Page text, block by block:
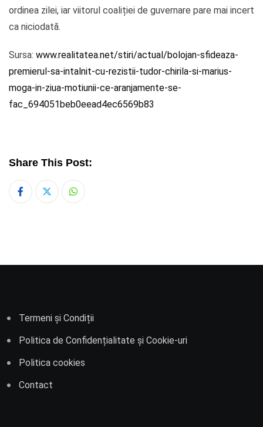
ordinea zilei, iar viitorul coaliției de guvernare pare mai incert
ca niciodată.
Sursa: www.realitatea.net/stiri/actual/bolojan-sfideaza-
premierul-sa-intalnit-cu-rezistii-tudor-chirila-si-marius-
moga-in-ziua-motiunii-ce-aranjamente-se-
fac_694051beb0eead4ec6569b83
Share This Post:
Whatsapp
Termeni și Condiții
Politica de Confidențialitate și Cookie-uri
Politica cookies
Contact